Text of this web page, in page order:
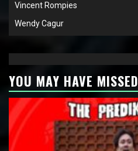
Vincent Rompies
Wendy Cagur
YOU MAY HAVE MISSED